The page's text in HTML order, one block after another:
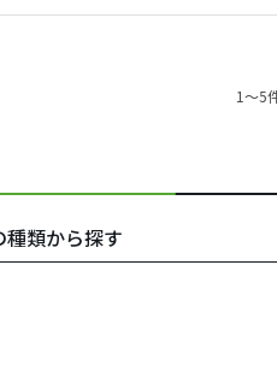
1〜5
類から探す